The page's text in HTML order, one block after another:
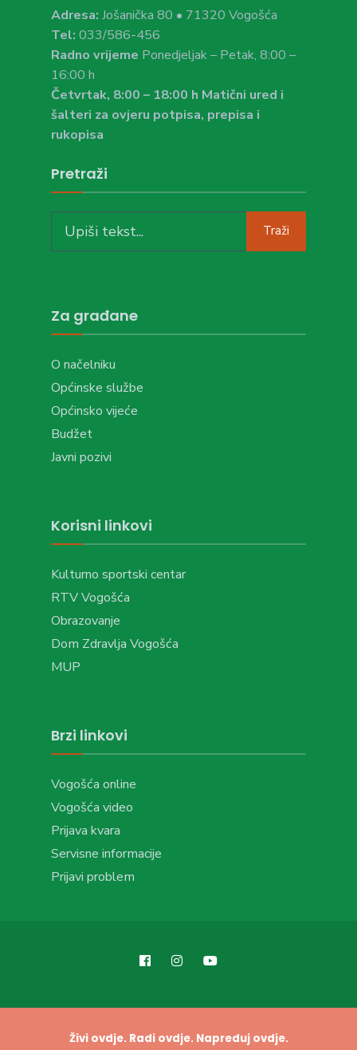
Adresa: Jošanička 80 • 71320 Vogošća
Tel: 033/586-456
Radno vrijeme Ponedjeljak – Petak, 8:00 –
16:00 h
Četvrtak, 8:00 – 18:00 h Matični ured i
šalteri za ovjeru potpisa, prepisa i
rukopisa
Pretraži
for:
Traži
Za građane
O načelniku
Općinske službe
Općinsko vijeće
Budžet
Javni pozivi
Korisni linkovi
Kulturno sportski centar
RTV Vogošća
Obrazovanje
Dom Zdravlja Vogošća
MUP
Brzi linkovi
Vogošća online
Vogošća video
Prijava kvara
Servisne informacije
Prijavi problem
Živi ovdje. Radi ovdje. Napreduj ovdje.